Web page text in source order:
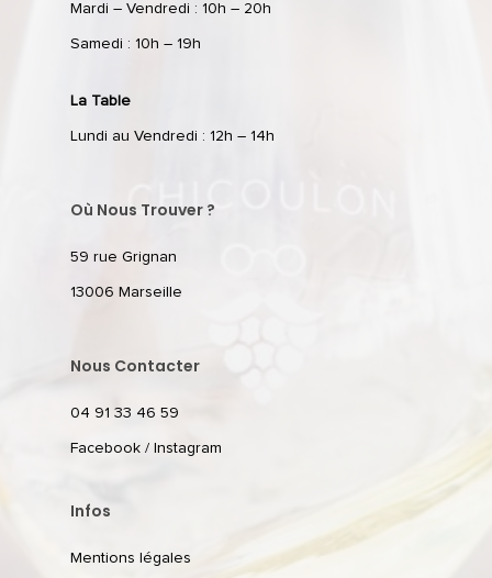
Mardi – Vendredi : 10h – 20h
Samedi : 10h – 19h
La Table
Lundi au Vendredi : 12h – 14h
Où Nous Trouver ?
59 rue Grignan
13006 Marseille
Nous Contacter
04 91 33 46 59
Facebook / Instagram
Infos
Mentions légales